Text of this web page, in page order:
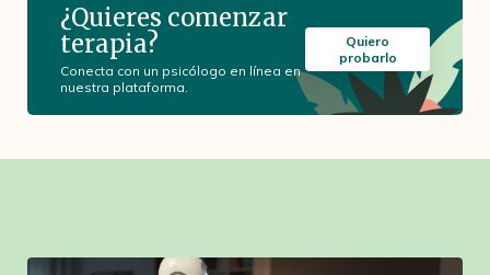
¿Quieres comenzar
terapia?
Conecta con un psicólogo en línea en
nuestra plataforma.
Quiero
probarlo